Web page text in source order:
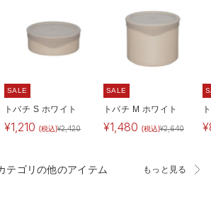
SALE
トバチ S ホワイト
¥1,210 (税込)¥2,420
SALE
トバチ M ホワイト
¥1,480 (税込)¥2,640 ¥
テゴリの他のアイテム もっと見る